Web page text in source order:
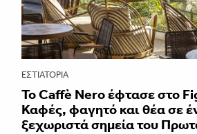
ΕΣΤΙΑΤΌΡΙΑ
Το Caffè Nero έφτασε στο
Καφές, φαγητό και θέα σε
ξεχωριστά σημεία του